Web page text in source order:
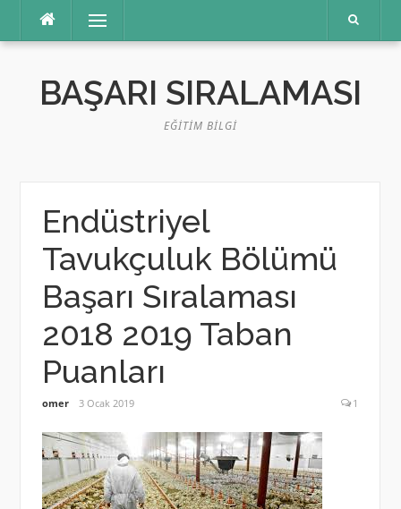
Menü
BAŞARI SIRALAMASI
EĞITIM BILGI
Endüstriyel
Tavukçuluk Bölümü
Başarı Sıralaması
2018 2019 Taban
Puanları
omer 3 Ocak 2019 1